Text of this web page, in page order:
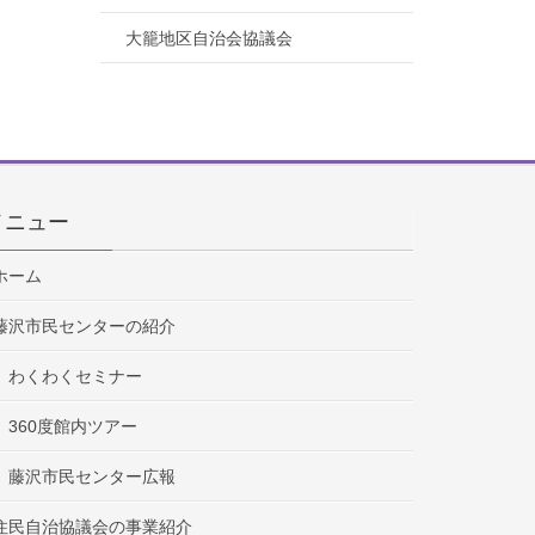
大籠地区自治会協議会
ニュー
ーム
沢市民センターの紹介
わくわくセミナー
360度館内ツアー
藤沢市民センター広報
民自治協議会の事業紹介